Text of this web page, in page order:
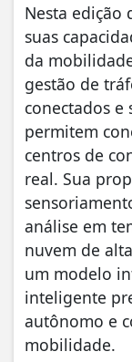
Nesta edição
suas
da
gestão de
conectados e
permitem
centros de
real. Sua
análise em
nuvem de
um modelo
inteligente
autônomo e
mobilidade.